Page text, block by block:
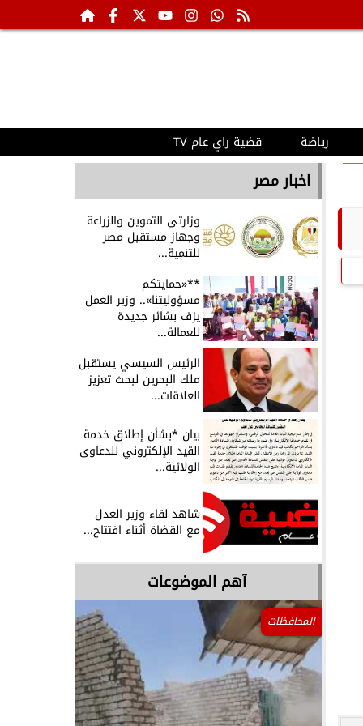
رياضة قضية راي عام TV
اخبار مصر
وزارتى التموين والزراعة
وجهاز مستقبل مصر
للتنمية...
**«حمايتكم
مسؤوليتنا».. وزير العمل
يزف بشائر جديدة
للعمالة...
الرئيس السيسي يستقبل
ملك البحرين لبحث تعزيز
العلاقات...
بيان *بشأن إطلاق خدمة
القيد الإلكتروني للدعاوى
الولائية...
شاهد لقاء وزير العدل
مع القضاة أثناء افتتاح...
آهم الموضوعات
المحافظات